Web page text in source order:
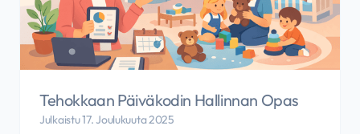
Tehokkaan Päiväkodin Hallinnan Opas
Julkaistu 17. Joulukuuta 2025